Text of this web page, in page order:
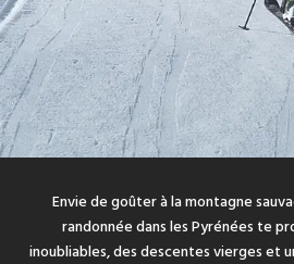
Envie de goûter à la montagne
randonnée dans les Pyrénées te
inoubliables, des descentes vierges et